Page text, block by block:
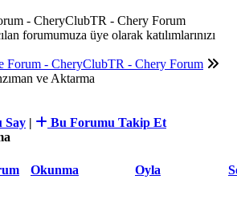
- CheryClubTR - Chery Forum
forumumuza üye olarak katılımlarınızı
Forum - CheryClubTR - Chery Forum
ve Aktarma
Say |
Bu Forumu Takip Et
Okunma Oyla